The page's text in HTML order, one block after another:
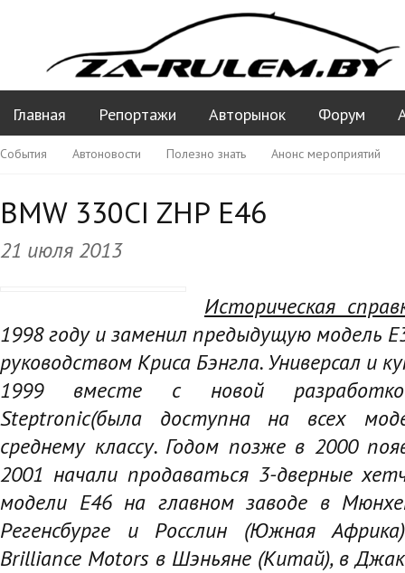
Главная Репортажи Авторынок Форум
Ваши вопросы ПДД
События Автоновости Полезно знать Анонс мероприятий
BMW 330CI ZHP E46
21 июля 2013
Историческая
1998 году и заменил предыдущую модель
руководством Криса Бэнгла. Универсал и
1999 вместе с новой
Steptronic(была доступна на всех
среднему классу. Годом позже в 2000
2001 начали продаваться 3-дверные
модели E46 на главном заводе в
Регенсбурге и Росслин (Южная
Brilliance Motors в Шэньяне (Китай), в